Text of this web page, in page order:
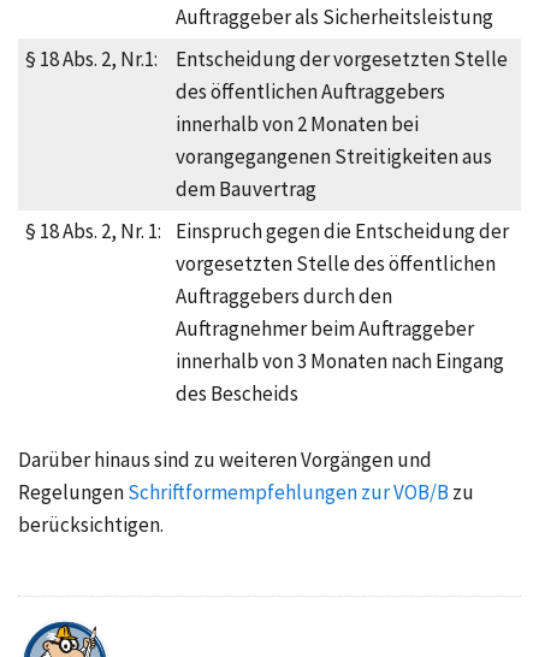
Auftraggeber als Sicherheitsleistung
§ 18 Abs. 2, Nr.1:
Entscheidung der vorgesetzten Stelle
des öffentlichen Auftraggebers
innerhalb von 2 Monaten bei
vorangegangenenStreitigkeiten aus
dem Bauvertrag
§ 18 Abs. 2, Nr. 1:
Einspruch gegen die Entscheidung der
vorgesetzten Stelle des öffentlichen
Auftraggebers durch den
Auftragnehmer beim Auftraggeber
innerhalb von 3 Monaten nach Eingang
des Bescheids
Darüber hinaus sind zu weiteren Vorgängen und
RegelungenSchriftformempfehlungen zur VOB/B zu
berücksichtigen.